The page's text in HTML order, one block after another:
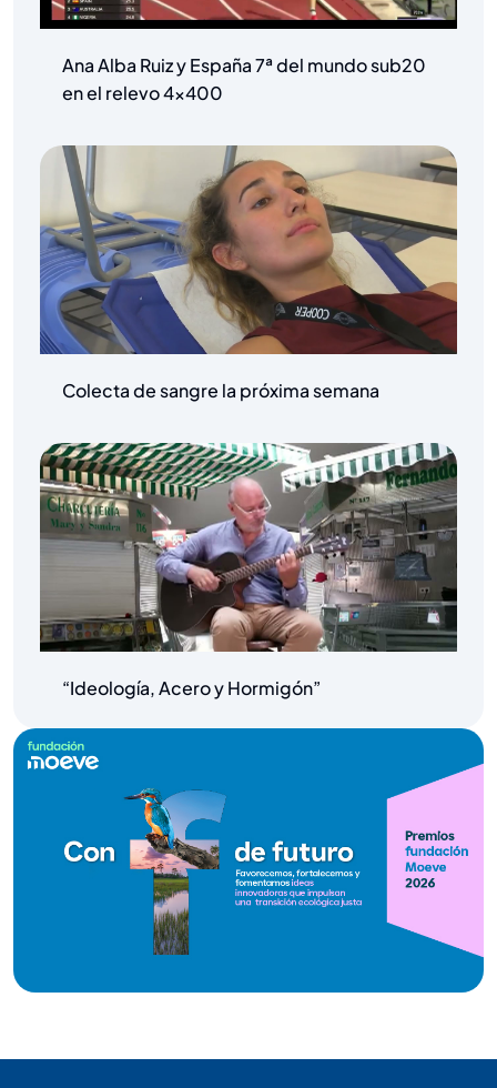
Ana Alba Ruiz y España 7ª del mundo sub20
en el relevo 4×400
Colecta de sangre la próxima semana
“Ideología, Acero y Hormigón”